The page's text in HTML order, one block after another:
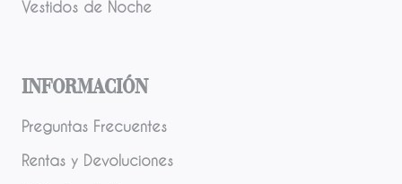
Vestidos de Noche
Información
Preguntas Frecuentes
Rentas y Devoluciones